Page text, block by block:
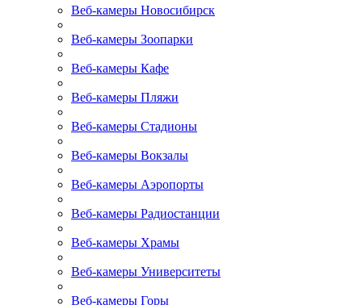
Веб-камеры Новосибирск
Веб-камеры Зоопарки
Веб-камеры Кафе
Веб-камеры Пляжи
Веб-камеры Стадионы
Веб-камеры Вокзалы
Веб-камеры Аэропорты
Веб-камеры Радиостанции
Веб-камеры Храмы
Веб-камеры Университеты
Веб-камеры Горы